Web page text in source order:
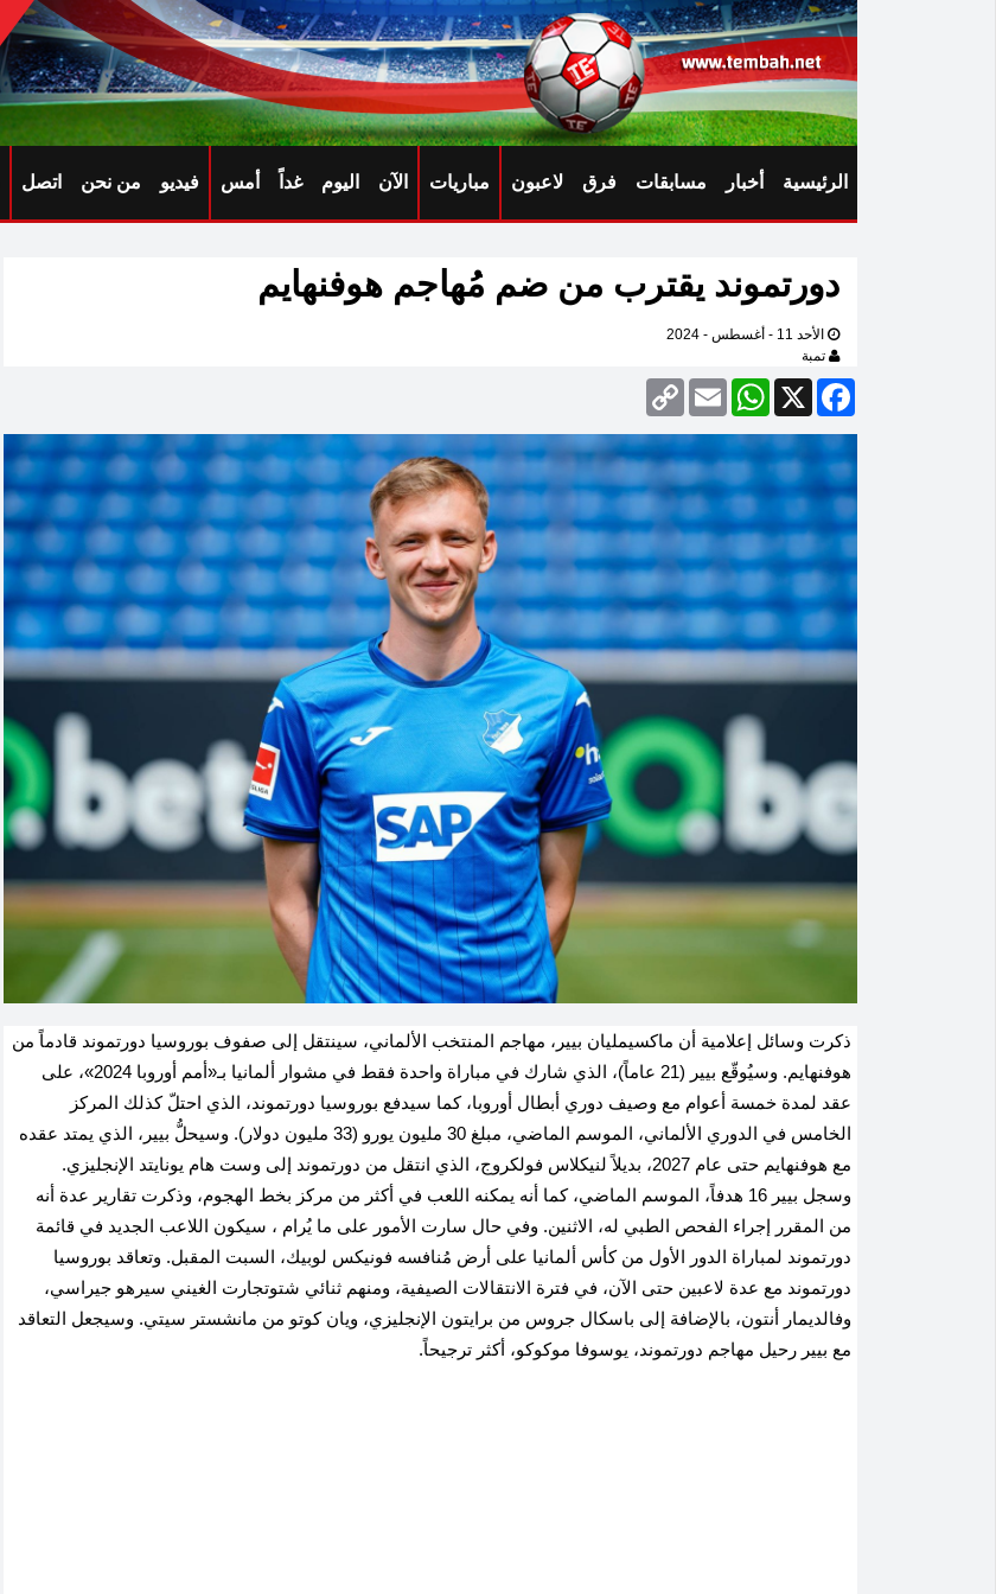
الرئيسية أخبار مسابقات فرق لاعبون مباريات الآن اليوم غداً أمس فيديو من نحن اتصل
دورتموند يقترب من ضم مُهاجم هوفنهايم
الأحد 11 - أغسطس - 2024
تمبة
Facebook
X
WhatsApp
Email
Copy
Link
ذكرت وسائل إعلامية أن ماكسيمليان بيير، مهاجم المنتخب الألماني، سينتقل إلى صفوف بوروسيا دورتموند قادماً من
هوفنهايم. وسيُوقّع بيير (21 عاماً)، الذي شارك في مباراة واحدة فقط في مشوار ألمانيا بـ«أمم أوروبا 2024»، على
عقد لمدة خمسة أعوام مع وصيف دوري أبطال أوروبا، كما سيدفع بوروسيا دورتموند، الذي احتلّ كذلك المركز
الخامس في الدوري الألماني، الموسم الماضي، مبلغ 30 مليون يورو (33 مليون دولار). وسيحلُّ بيير، الذي يمتد عقده
مع هوفنهايم حتى عام 2027، بديلاً لنيكلاس فولكروج، الذي انتقل من دورتموند إلى وست هام يونايتد الإنجليزي.
وسجل بيير 16 هدفاً، الموسم الماضي، كما أنه يمكنه اللعب في أكثر من مركز بخط الهجوم، وذكرت تقارير عدة أنه
من المقرر إجراء الفحص الطبي له، الاثنين. وفي حال سارت الأمور على ما يُرام ، سيكون اللاعب الجديد في قائمة
دورتموند لمباراة الدور الأول من كأس ألمانيا على أرض مُنافسه فونيكس لوبيك، السبت المقبل. وتعاقد بوروسيا
دورتموند مع عدة لاعبين حتى الآن، في فترة الانتقالات الصيفية، ومنهم ثنائي شتوتجارت الغيني سيرهو جيراسي،
وفالديمار أنتون، بالإضافة إلى باسكال جروس من برايتون الإنجليزي، ويان كوتو من مانشستر سيتي. وسيجعل التعاقد
مع بيير رحيل مهاجم دورتموند، يوسوفا موكوكو، أكثر ترجيحاً.